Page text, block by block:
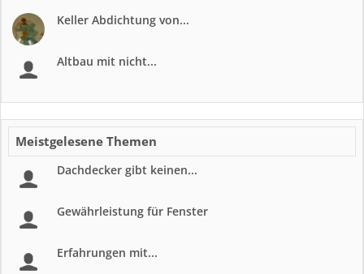
Keller Abdichtung von...
Altbau mit nicht...
Meistgelesene Themen
Dachdecker gibt keinen...
Gewährleistung für Fenster
Erfahrungen mit...